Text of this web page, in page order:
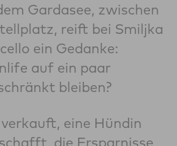
Gardasee, zwischen
reift bei Smiljka
ein Gedanke:
auf ein paar
bleiben?
eine Hündin
die Ersparnisse